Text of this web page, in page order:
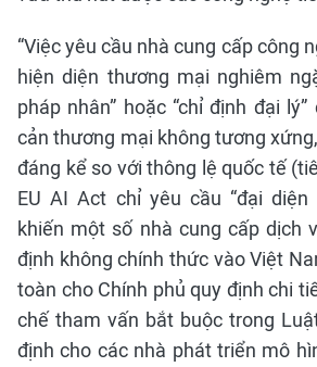
“Việc yêu cầu nhà cung cấp công
hiện diện thương mại nghiêm
pháp nhân” hoặc “chỉ định đại
cản thương mại không tương
đáng kể so với thông lệ quốc tế
EU AI Act chỉ yêu cầu “đại diện
khiến một số nhà cung cấp dịch
định không chính thức vào Việt
toàn cho Chính phủ quy định chi
chế tham vấn bắt buộc trong
định cho các nhà phát triển mô